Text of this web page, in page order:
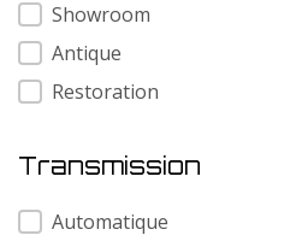
Showroom
Antique
Restoration
Transmission
Transmission
Automatique